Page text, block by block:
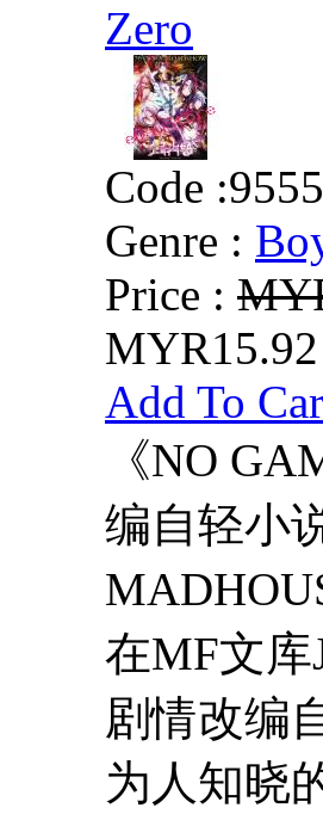
Zero
Code :
Genre :
Price :
Add To
《NO
编自轻小
在MF文
剧情改编
为人知晓